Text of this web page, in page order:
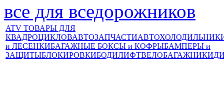
все для вседорожников
ATV ТОВАРЫ ДЛЯ
КВАДРОЦИКЛОВАВТОЗАПЧАСТИ
и ЛЕСЕНКИБАГАЖНЫЕ БОКСЫ и КОФРЫБАМПЕРЫ и
ЗАЩИТЫБЛОКИРОВКИБОДИЛИФТВЕЛОБАГАЖНИКИ